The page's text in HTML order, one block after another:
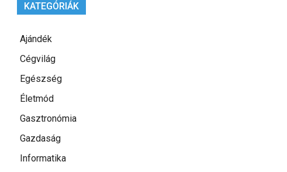
KATEGÓRIÁK
Ajándék
Cégvilág
Egészség
Életmód
Gasztronómia
Gazdaság
Informatika